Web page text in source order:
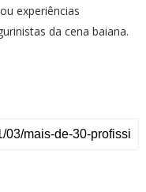
experiências
da cena baiana.